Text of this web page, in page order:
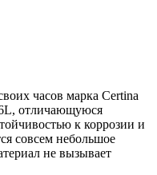
часов марка Certina
отличающуюся
к коррозии и
совсем небольшое
не вызывает